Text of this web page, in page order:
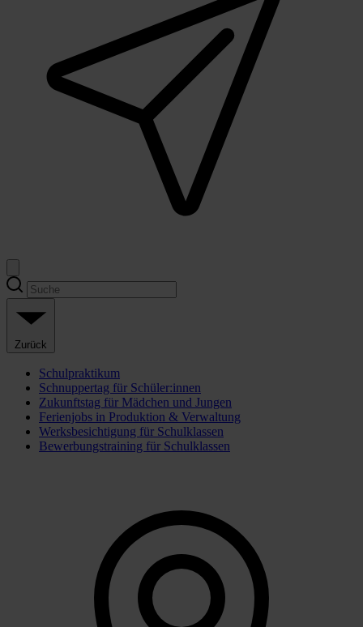
Zurück
Schulpraktikum
Schnuppertag für Schüler:innen
Zukunftstag für Mädchen und Jungen
Ferienjobs in Produktion & Verwaltung
Werksbesichtigung für Schulklassen
Bewerbungstraining für Schulklassen